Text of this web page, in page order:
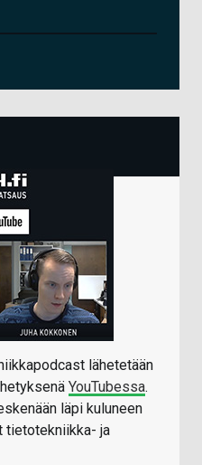
lähetetään
YouTubessa.
läpi kuluneen
tietotekniikka- ja